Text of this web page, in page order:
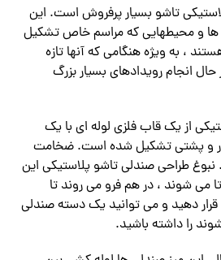
تاشو بسیار پرفروش است. این
ها و محیطهایی که مراسم خاص تشکیل
، به ویژه هنگامی که آنها تازه
انجام رویدادهای بسیار بزرگ
از یک قاب فلزی لوله ای با یک
و پشتی تشکیل شده است. ضخامت
طراحی صندلی تاشو پلاستیکی این
می شوند ، در هم فرو می روند تا
قرار دهید و می توانید یک دسته صندلی
را داشته باشید.